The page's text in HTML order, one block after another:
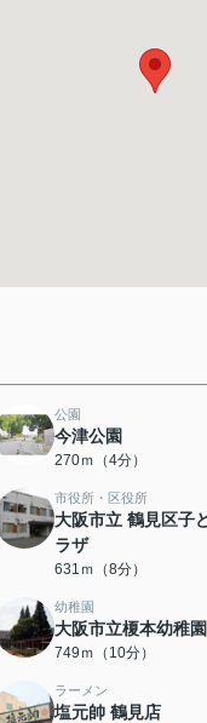
公園
今津公園
270ｍ（4分）
市役所・区役所
大阪市立 鶴見区子
ラザ
631ｍ（8分）
幼稚園
大阪市立榎本幼稚園
749ｍ（10分）
ラーメン
塩元帥 鶴見店